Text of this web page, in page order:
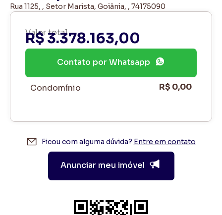
Rua 1125, , Setor Marista, Goiânia, , 74175090
Valor total
R$ 3.378.163,00
Contato por Whatsapp
Condomínio R$ 0,00
Ficou com alguma dúvida? Entre em contato
Anunciar meu imóvel